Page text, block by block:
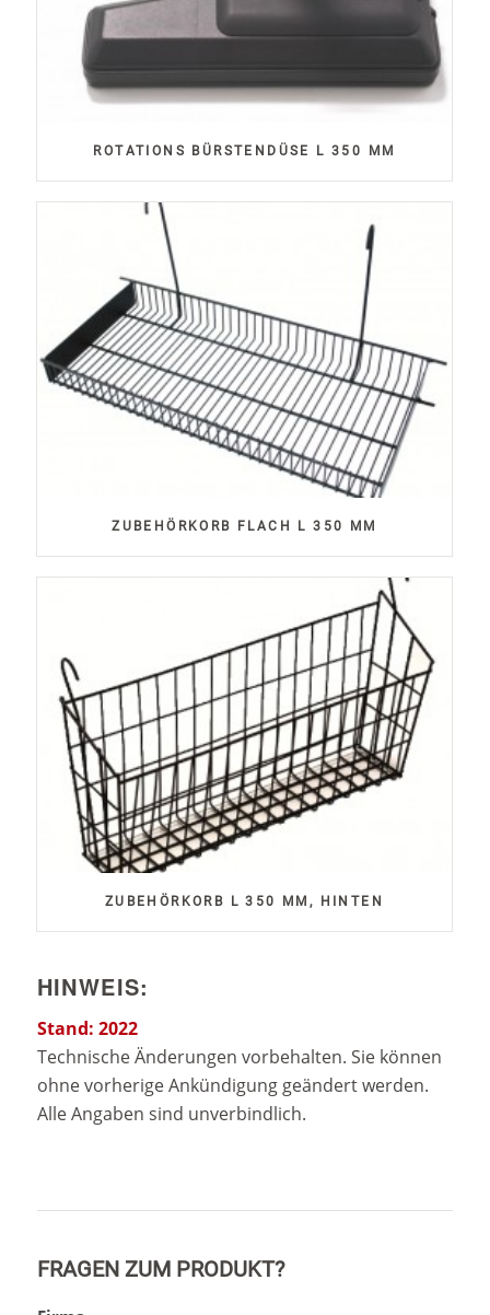
ROTATIONS BÜRSTENDÜSE L 350 MM
ZUBEHÖRKORB FLACH L 350 MM
ZUBEHÖRKORB L 350 MM, HINTEN
HINWEIS:
Stand: 2022
Technische Änderungen vorbehalten. Sie können
ohne vorherige Ankündigung geändert werden.
Alle Angaben sind unverbindlich.
FRAGEN ZUM PRODUKT?